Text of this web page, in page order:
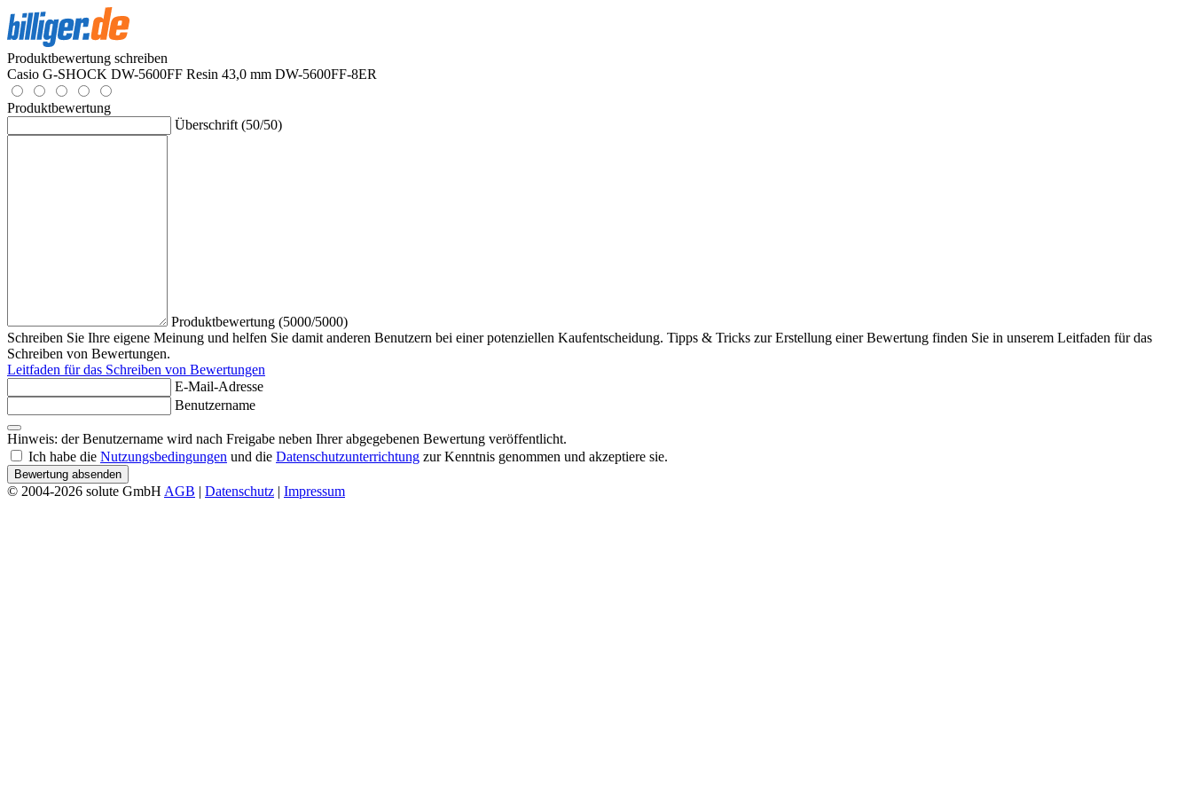
Produktbewertung schreiben
Casio G-SHOCK DW-5600FF Resin 43,0 mm DW-5600FF-8ER
Produktbewertung
Überschrift (50/50)
Produktbewertung (5000/5000)
Schreiben Sie Ihre eigene Meinung und helfen Sie damit anderen Benutzern bei einer potenziellen Kaufentscheidung. Tipps & Tricks zur Erstellung einer Bewertung finden Sie in unserem Leitfaden für das
Schreiben von Bewertungen.
Leitfaden für das Schreiben von Bewertungen
E-Mail-Adresse
Benutzername
Hinweis: der Benutzername wird nach Freigabe neben Ihrer abgegebenen Bewertung veröffentlicht.
Ich habe die Nutzungsbedingungen und die Datenschutzunterrichtung zur Kenntnis genommen und akzeptiere sie.
Bewertung absenden
© 2004-2026 solute GmbH AGB | Datenschutz | Impressum